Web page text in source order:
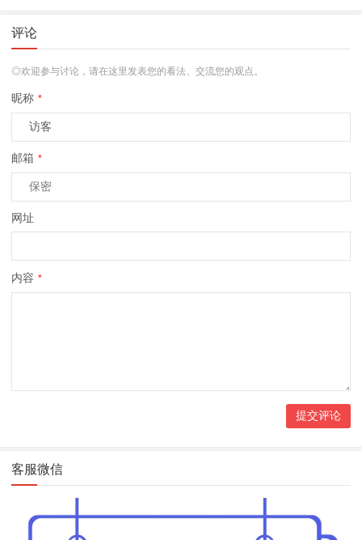
评论
◎欢迎参与讨论，请在这里发表您的看法、交流您的观点。
昵称 *
邮箱 *
网址
内容 *
客服微信